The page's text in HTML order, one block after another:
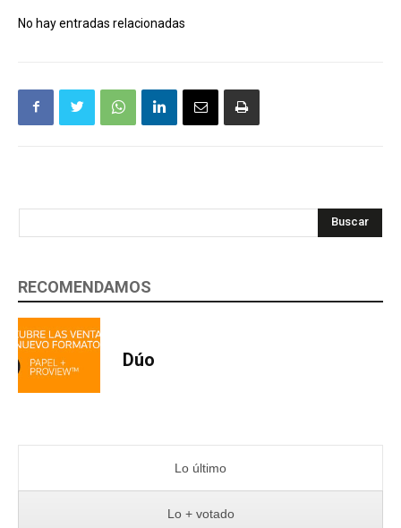
No hay entradas relacionadas
Buscar
RECOMENDAMOS
Dúo
Lo último
Lo + votado